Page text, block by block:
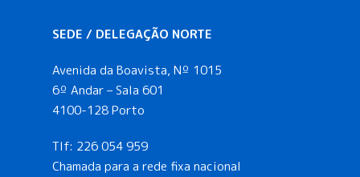
SEDE / DELEGAÇÃO NORTE
Avenida da Boavista, Nº 1015
6º Andar – Sala 601
4100-128 Porto
Tlf: 226 054 959
Chamada para a rede fixa nacional